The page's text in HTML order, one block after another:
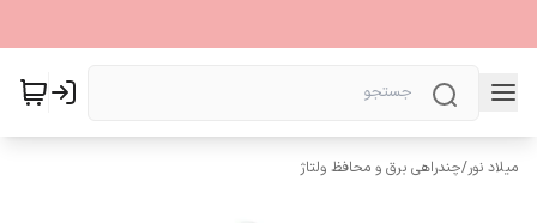
میلاد نور/چندراهی برق و محافظ ولتاژ